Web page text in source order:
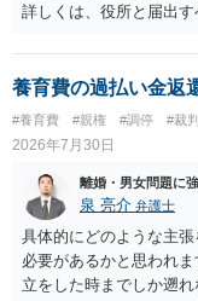
詳しくは、役所と届出
養育費の過払い金返
#養育費 #親権 #調停 #裁判
2026年7月30日
離婚・男女問題に
泉 亮介 弁護士
具体的にどのような主
必要があるかと思われ
立をした時までしか遡